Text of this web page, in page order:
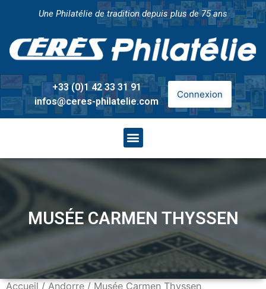
Une Philatélie de tradition depuis plus de 75 ans
+33 (0)1 42 33 31 91
infos@ceres-philatelie.com
Connexion
MUSÉE CARMEN THYSSEN
Accueil / Andorre / Musée Carmen Thyssen